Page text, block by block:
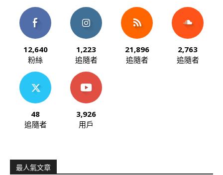
12,640
粉絲
1,223
追隨者
21,896
追隨者
2,763
追隨者
48
追隨者
3,926
用戶
最人氣文章